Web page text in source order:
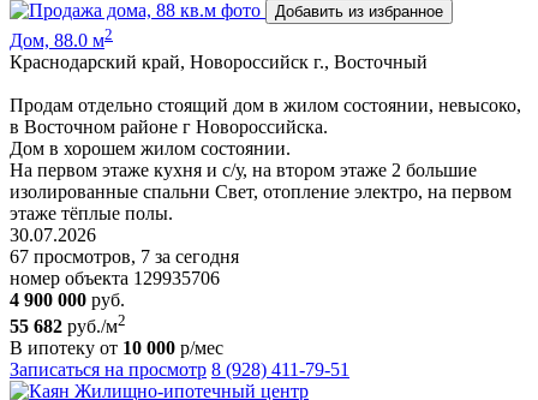
Добавить из избранное
Дом, 88.0 м2
Краснодарский край, Новороссийск г., Восточный
Продам отдельно стоящий дом в жилом состоянии, невысоко,
в Восточном районе г Новороссийска.
Дом в хорошем жилом состоянии.
На первом этаже кухня и с/у, на втором этаже 2 большие
изолированные спальни Свет, отопление электро, на первом
этаже тёплые полы.
30.07.2026
67 просмотров, 7 за сегодня
номер объекта 129935706
4 900 000 руб.
55 682 руб./м2
В ипотеку от 10 000 р/мес
Записаться на просмотр 8 (928) 411-79-51